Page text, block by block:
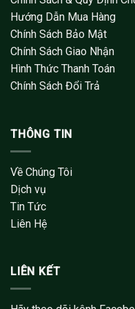
thể
được
trên
trang
sản
Hướng Dẫn Mua Hàng
Chính Sách Bảo Mật
Chính Sách Giao Nhận
Hình Thức Thanh Toán
Chính Sách Đổi Trả
THÔNG TIN
Về Chúng Tôi
Dịch vụ
Tin Tức
Liên Hệ
LIÊN KẾT